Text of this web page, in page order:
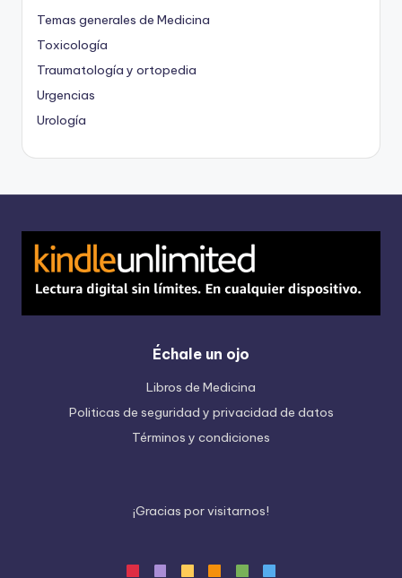
Temas generales de Medicina
Toxicología
Traumatología y ortopedia
Urgencias
Urología
Échale un ojo
Libros de Medicina
Politicas de seguridad y privacidad de datos
Términos y condiciones
¡Gracias porvisitarnos!